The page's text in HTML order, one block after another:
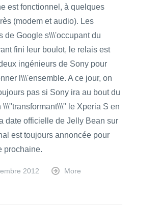
est fonctionnel, à quelques
(modem et audio). Les
de Google s\\\'occupant du
fini leur boulot, le relais est
ingénieurs de Sony pour
l\\\'ensemble. A ce jour, on
pas si Sony ira au bout du
\\\"transformant\\\" le Xperia S en
date officielle de Jelly Bean sur
est toujours annoncée pour
prochaine.
2012 More